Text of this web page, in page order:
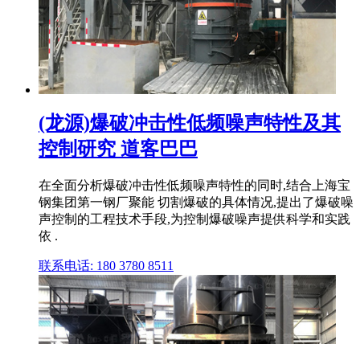
(龙源)爆破冲击性低频噪声特性及其
控制研究 道客巴巴
在全面分析爆破冲击性低频噪声特性的同时,结合上海宝
钢集团第一钢厂聚能 切割爆破的具体情况,提出了爆破噪
声控制的工程技术手段,为控制爆破噪声提供科学和实践
依 .
联系电话: 180 3780 8511